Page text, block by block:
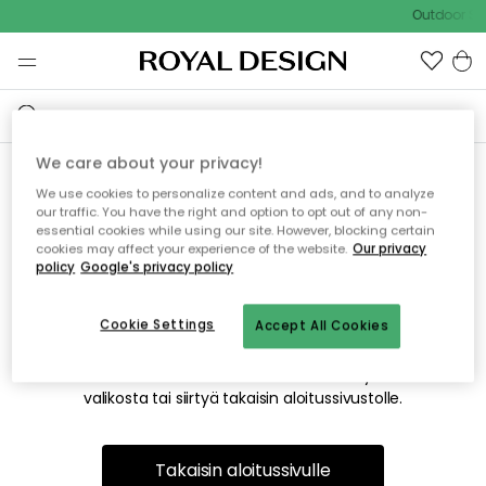
Outdoor
Emme valitettavasti löydä
etsimääsi sivua
Tämä voi johtua siitä, että sivua ei enää ole tai siitä, että se
on siirretty muualle. Pahoittelemme tästä mahdollisesti
valikosta tai siirtyä takaisin aloitussivustolle.
Takaisin aloitussivulle
We care about your privacy!
We use cookies to personalize content and ads, and to analyze
our traffic. You have the right and option to opt out of any non-
essential cookies while using our site. However, blocking certain
cookies may affect your experience of the website. Our privacy
policy Google's privacy policy
Accept All Cookies
Cookie Settings